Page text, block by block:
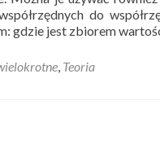
do
gdzie jest zbiorem
, Teoria